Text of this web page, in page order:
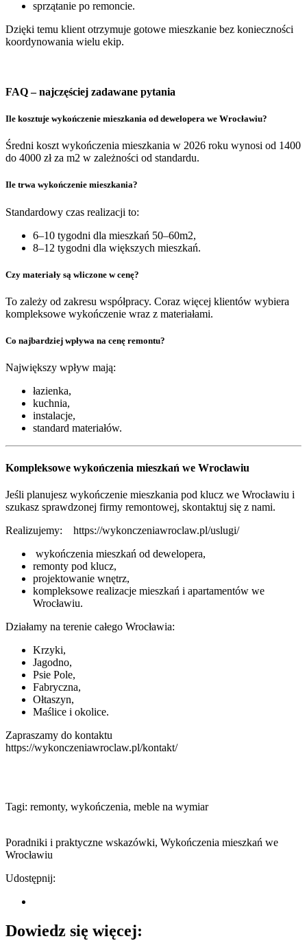
sprzątanie po remoncie.
Dzięki temu klient otrzymuje gotowe mieszkanie bez konieczności
koordynowania wielu ekip.
FAQ – najczęściej zadawane pytania
Ile kosztuje wykończenie mieszkania od dewelopera we Wrocławiu?
Średni koszt wykończenia mieszkania w 2026 roku wynosi od 1400
do 4000 zł za m2 w zależności od standardu.
Ile trwa wykończenie mieszkania?
Standardowy czas realizacji to:
6–10 tygodni dla mieszkań 50–60m2,
8–12 tygodni dla większych mieszkań.
Czy materiały są wliczone w cenę?
To zależy od zakresu współpracy. Coraz więcej klientów wybiera
kompleksowe wykończenie wraz z materiałami.
Co najbardziej wpływa na cenę remontu?
Największy wpływ mają:
łazienka,
kuchnia,
instalacje,
standard materiałów.
Kompleksowe wykończenia mieszkań we Wrocławiu
Jeśli planujesz wykończenie mieszkania pod klucz we Wrocławiu i
szukasz sprawdzonej firmy remontowej, skontaktuj się z nami.
Realizujemy: https://wykonczeniawroclaw.pl/uslugi/
wykończenia mieszkań od dewelopera,
remonty pod klucz,
projektowanie wnętrz,
kompleksowe realizacje mieszkań i apartamentów we
Wrocławiu.
Działamy na terenie całego Wrocławia:
Krzyki,
Jagodno,
Psie Pole,
Fabryczna,
Ołtaszyn,
Maślice i okolice.
Zapraszamy do kontaktu
https://wykonczeniawroclaw.pl/kontakt/
Tagi: remonty, wykończenia, meble na wymiar
Poradniki i praktyczne wskazówki, Wykończenia mieszkań we
Wrocławiu
Udostępnij:
Dowiedz się więcej: